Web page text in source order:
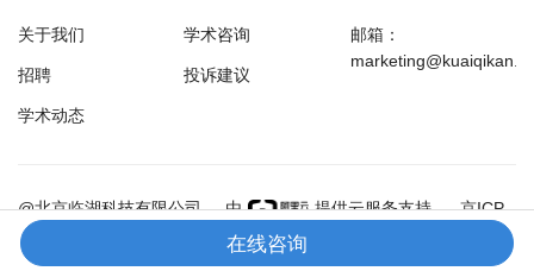
关于我们
招聘
学术动态
学术咨询
投诉建议
邮箱：
@北京临湖科技有限公司 由 提供云服务支持
京ICP
备18002349号-1
在线咨询